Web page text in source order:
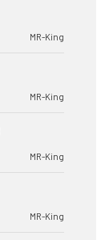
MR-King
MR-King
MR-King
MR-King